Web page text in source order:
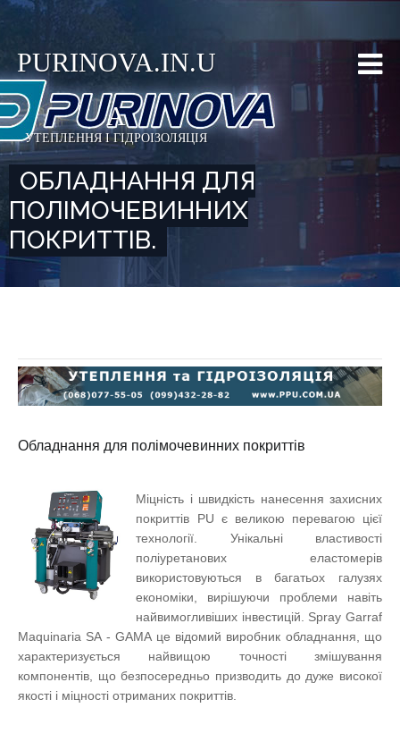
PURINOVA.IN.U
A
УТЕПЛЕННЯ І ГІДРОІЗОЛЯЦІЯ
ОБЛАДНАННЯ ДЛЯ
ПОЛІМОЧЕВИННИХ
ПОКРИТТІВ.
Обладнання для полімочевинних покриттів
Міцність і швидкість нанесення захисних
покриттів PU є великою перевагою цієї
технології. Унікальні властивості
поліуретанових еластомерів
використовуються в багатьох галузях
економіки, вирішуючи проблеми навіть
найвимогливіших інвестицій. Spray Garraf
Maquinaria SA - GAMA це відомий виробник обладнання, що
характеризується найвищою точності змішування
компонентів, що безпосередньо призводить до дуже високої
якості і міцності отриманих покриттів.